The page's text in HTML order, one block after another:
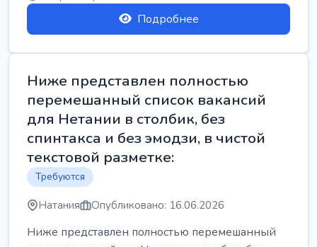
Подробнее
Ниже представлен полностью
перемешанный список вакансий
для Нетании в столбик, без
спинтакса и без эмодзи, в чистой
текстовой разметке:
Требуются
Натания Опубликовано: 16.06.2026
Ниже представлен полностью перемешанный